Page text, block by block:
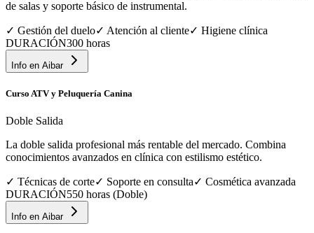
de salas y soporte básico de instrumental.
✓ Gestión del duelo✓ Atención al cliente✓ Higiene clínica
DURACIÓN300 horas
Info en Aibar
Curso ATV y Peluquería Canina
Doble Salida
La doble salida profesional más rentable del mercado. Combina
conocimientos avanzados en clínica con estilismo estético.
✓ Técnicas de corte✓ Soporte en consulta✓ Cosmética avanzada
DURACIÓN550 horas (Doble)
Info en Aibar